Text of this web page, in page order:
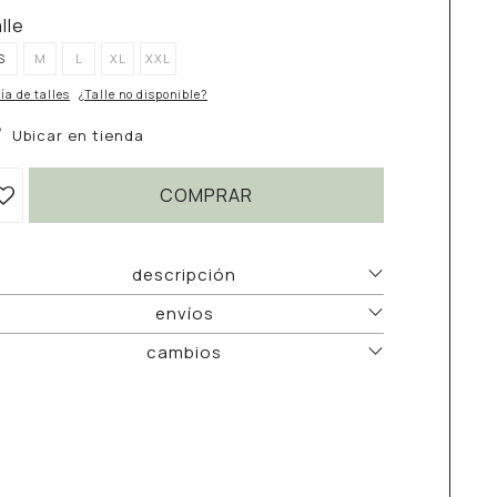
M L XL XXL
de talles ¿Talle no disponible?
Ubicar en tienda
COMPRAR
descripción
envíos
cambios